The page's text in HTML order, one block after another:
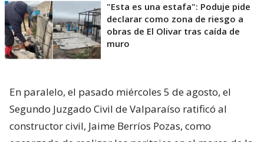
"Esta es una estafa": Poduje pide
declarar como zona de riesgo a
obras de El Olivar tras caída de
muro
En paralelo, el pasado miércoles 5 de agosto, el
Segundo Juzgado Civil de Valparaíso ratificó al
constructor civil, Jaime Berríos Pozas, como